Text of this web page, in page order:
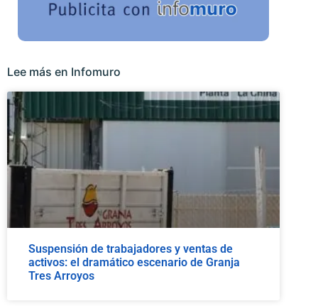
Lee más en Infomuro
Suspensión de trabajadores y ventas de
activos: el dramático escenario de Granja
Tres Arroyos